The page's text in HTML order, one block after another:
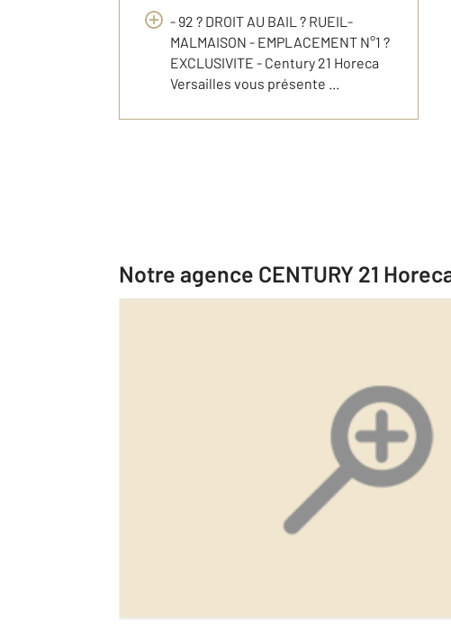
- 92 ? DROIT AU BAIL ? RUEIL-
MALMAISON - EMPLACEMENT N°1 ?
EXCLUSIVITE - Century 21 Horeca
Versailles vous présente ...
Notre agence CENTURY 21